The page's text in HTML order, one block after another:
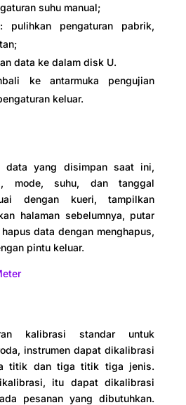
suhu manual;
: pulihkan pengaturan pabrik,
data ke dalam disk U.
ke antarmuka pengujian
keluar.
data yang disimpan saat ini,
mode, suhu, dan tanggal
dengan kueri, tampilkan
halaman sebelumnya, putar
data dengan menghapus,
pintu keluar.
kalibrasi standar untuk
instrumen dapat dikalibrasi
titik dan tiga titik tiga jenis.
itu dapat dikalibrasi
pesanan yang dibutuhkan.